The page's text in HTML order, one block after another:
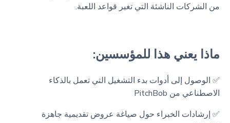
من الشركات الناشئة التي تغير قواعد اللعبة.
ماذا يعني هذا للمؤسسين:
✅ الوصول إلى أدوات بدء التشغيل التي تعمل بالذكاء
الاصطناعي من PitchBob
✅ إرشادات الخبراء حول صياغة عروض تقديمية جاهزة